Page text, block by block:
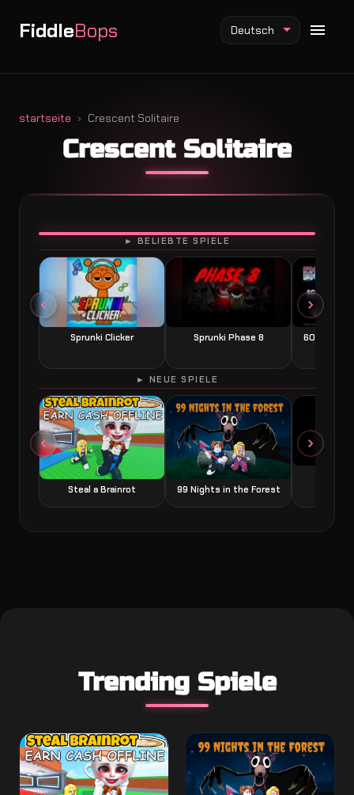
FiddleBops
Fiddlebops Mod
Incredibox Mod
Sprunki Mod
Deutsch
startseite Crescent Solitaire
Crescent Solitaire
► BELIEBTE SPIELE
Sprunki Clicker Sprunki Phase 8 60
SPIELEN
► NEUE SPIELE
Steal a Brainrot 99 Nights in the Forest
Trending Spiele